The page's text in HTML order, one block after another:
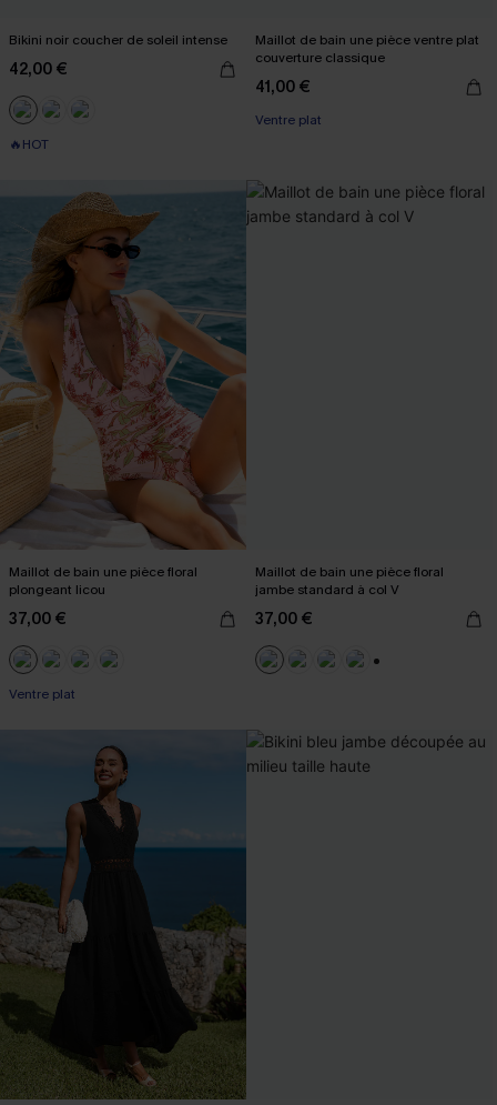
Bikini noir coucher de soleil intense
42,00 €
🔥HOT
Maillot de bain une pièce ventre plat
couverture classique
41,00 €
Ventre plat
Maillot de bain une pièce floral
plongeant licou
37,00 €
Ventre plat
Maillot de bain une pièce floral
jambe standard à col V
37,00 €